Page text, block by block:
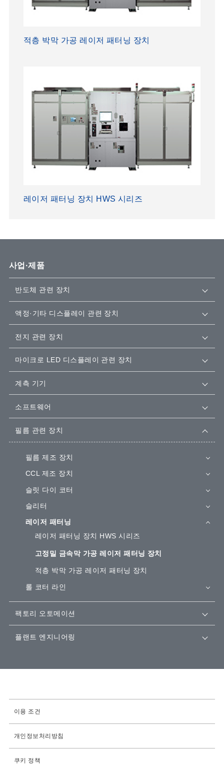
적층 박막 가공 레이저 패터닝 장치
레이저 패터닝 장치 HWS 시리즈
사업·제품
반도체 관련 장치
액정·기타 디스플레이 관련 장치
전지 관련 장치
마이크로 LED 디스플레이 관련 장치
계측 기기
소프트웨어
필름 관련 장치
필름 제조 장치
CCL 제조 장치
슬릿 다이 코터
슬리터
레이저 패터닝
레이저 패터닝 장치 HWS 시리즈
고정밀 금속막 가공 레이저 패터닝 장치
적층 박막 가공 레이저 패터닝 장치
롤 코터 라인
팩토리 오토메이션
플랜트 엔지니어링
이용 조건
개인정보처리방침
쿠키 정책